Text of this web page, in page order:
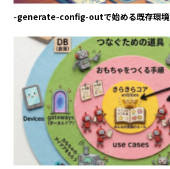
-generate-config-outで始める既存環境